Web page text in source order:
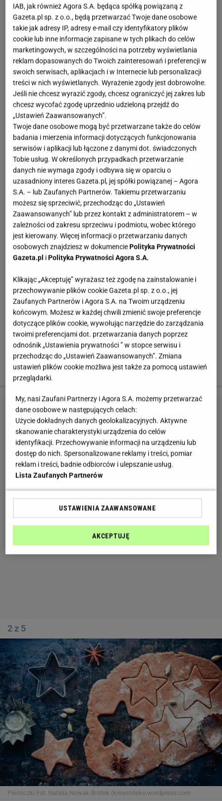
2 i 1/2 szkl. mąki pszennej
1 łyżeczka mielonego imbiru
1 łyżeczka cynamonu
1 łyżeczka sody oczyszczonej
Sposób przygotowania:
Masło z cukrem utrzyj mikserem na puszysty krem.
Dodaj pozostałe składniki i zagnieć ciasto. Jeśli jest
bardzo klejące, dosyp więcej mąki. Gotowe ciasto
zawiń w folię spożywczą i włóż do lodówki na 30 minut.
Ciasto cienko rozwałkuj na stolnicy (2-3 mm), w razie
potrzeby podsypując mąką. Foremkami wytnij
pierniczki. Jeżeli mają zawisnąć na choince, pamiętaj o
zrobieniu dziurki. Pierniczki ułóż na blachach
wyłożonych papierem do pieczenia i wstaw do
piekarnika nagrzanego do temp. 180 st. C. Piecz 8-10
minut, aż będą złocistobrązowe. Po wyjęciu z pieca
pierniczki są miękkie - twardnieją w miarę stygnięcia.
Przechowuj w zamkniętej puszce, te przeznaczone do
zjedzenia polukruj przed podaniem - wtedy będą
chrupiące.
Autor: Zuzanna Wiciejowska
2 z 5
Pierniczki Fot. Natalia Nowak-Bratek (krewimleko.wordpress.com
IAB, jak również Agora S.A. będąca spółką powiązaną z
Gazeta.pl sp. z o.o., będą przetwarzać Twoje dane osobowe
takie jak adresy IP, adresy e-mail czy identyfikatory plików
cookie lub inne informacje zapisane w tych plikach do celów
marketingowych, w szczególności na potrzeby wyświetlania
reklam dopasowanych do Twoich zainteresowań i preferencji w
swoich serwisach, aplikacjach i w Internecie lub personalizacji
treści w nich wyświetlanych. Wyrażenie zgody jest dobrowolne.
Jeśli nie chcesz wyrazić zgody, chcesz ograniczyć jej zakres lub
chcesz wycofać zgodę uprzednio udzieloną przejdź do
„Ustawień Zaawansowanych”.
Twoje dane osobowe mogą być przetwarzane także do celów
badania i mierzenia informacji dotyczących funkcjonowania
serwisów i aplikacji lub łączone z danymi dot. świadczonych
Tobie usług. W określonych przypadkach przetwarzanie
danych nie wymaga zgody i odbywa się w oparciu o
uzasadniony interes Gazeta.pl, jej spółki powiązanej – Agora
S.A. – lub Zaufanych Partnerów. Takiemu przetwarzaniu
możesz się sprzeciwić, przechodząc do „Ustawień
Zaawansowanych” lub przez kontakt z administratorem – w
zależności od zakresu sprzeciwu i podmiotu, wobec którego
jest kierowany. Więcej informacji o przetwarzaniu danych
osobowych znajdziesz w dokumenciePolityka Prywatności
Gazeta.pl iPolityka Prywatności Agora S.A.
Klikając „Akceptuję” wyrażasz też zgodę na zainstalowanie i
przechowywanie plików cookie Gazeta.pl sp. z o.o., jej
Zaufanych Partnerów i Agora S.A. na Twoim urządzeniu
końcowym. Możesz w każdej chwili zmienić swoje preferencje
dotyczące plików cookie, wywołując narzędzie do zarządzania
twoimi preferencjami dot. przetwarzania danych poprzez
odnośnik „Ustawienia prywatności ” w stopce serwisu i
przechodząc do „Ustawień Zaawansowanych”. Zmiana
ustawień plików cookie możliwa jest także za pomocą ustawień
przeglądarki.
My, nasi Zaufani Partnerzy i Agora S.A. możemy przetwarzać
dane osobowe w następujących celach:
Użycie dokładnych danych geolokalizacyjnych. Aktywne
skanowanie charakterystyki urządzenia do celów
identyfikacji. Przechowywanie informacji na urządzeniu lub
dostęp do nich. Spersonalizowane reklamy i treści, pomiar
reklam i treści, badnie odbiorców i ulepszanie usług.
Lista Zaufanych Partnerów
USTAWIENIA ZAAWANSOWANE
AKCEPTUJĘ